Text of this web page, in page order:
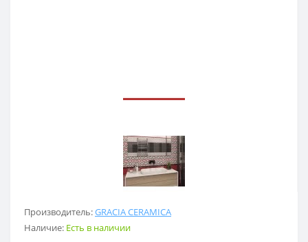
Производитель:GRACIA CERAMICA
Наличие: Есть в наличии